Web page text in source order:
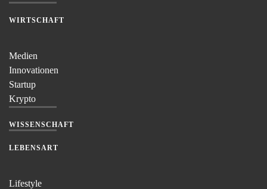
WIRTSCHAFT
Medien
Innovationen
Startup
Krypto
WISSENSCHAFT
LEBENSART
Lifestyle